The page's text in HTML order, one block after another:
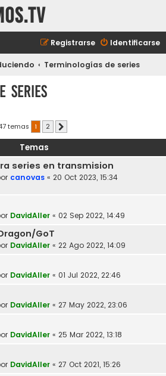
Identificarse
Registrarse
Terminologías de series
series
temas 1 2
Temas
series en transmision
canovas « 20 Oct 2023, 15:34
DavidAller « 02 Sep 2022, 14:49
GoT
DavidAller « 22 Ago 2022, 14:09
DavidAller « 01 Jul 2022, 22:46
DavidAller « 27 May 2022, 23:06
DavidAller « 25 Mar 2022, 13:18
DavidAller « 27 Oct 2021, 15:26